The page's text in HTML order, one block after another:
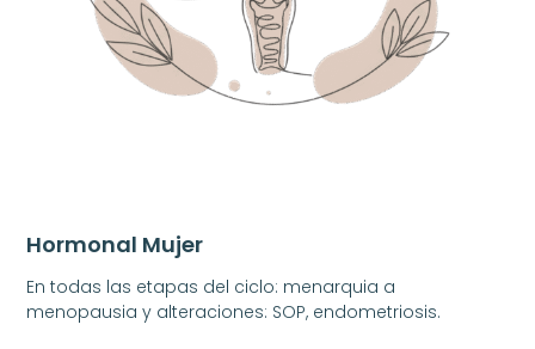
Hormonal Mujer
En todas las etapas del ciclo: menarquia a
menopausia y alteraciones: SOP, endometriosis.